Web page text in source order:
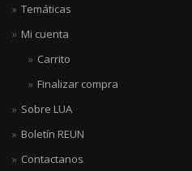
Temáticas
Mi cuenta
Carrito
Finalizar compra
Sobre LUA
Boletín REUN
Contactanos